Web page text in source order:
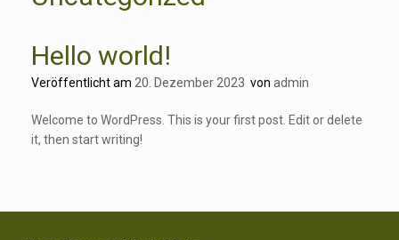
Hello world!
Veröffentlicht am 20. Dezember 2023 von admin
Welcome to WordPress. This is your first post. Edit or delete
it, then start writing!